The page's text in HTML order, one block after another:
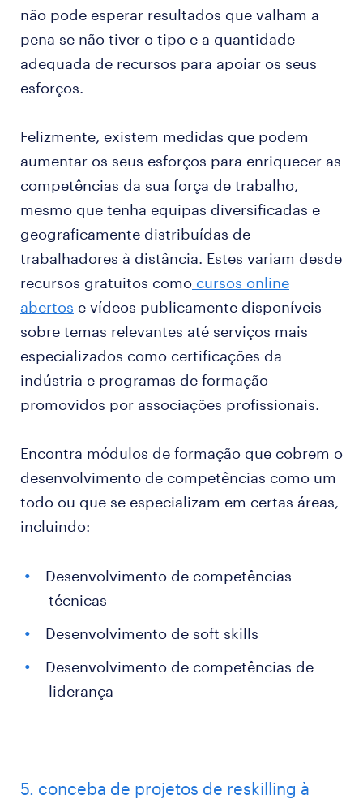
não pode esperar resultados que valham a
pena se não tiver o tipo e a quantidade
adequada de recursos para apoiar os seus
esforços.
Felizmente, existem medidas que podem
aumentar os seus esforços para enriquecer as
competências da sua força de trabalho,
mesmo que tenha equipas diversificadas e
geograficamente distribuídas de
trabalhadores à distância. Estes variam desde
recursos gratuitos como cursos online
abertos e vídeos publicamente disponíveis
sobre temas relevantes até serviços mais
especializados como certificações da
indústria e programas de formação
promovidos por associações profissionais.
Encontra módulos de formação que cobrem o
desenvolvimento de competências como um
todo ou que se especializam em certas áreas,
incluindo:
Desenvolvimento de competências
técnicas
Desenvolvimento de soft skills
Desenvolvimento de competências de
liderança
5. conceba de projetos de reskilling à